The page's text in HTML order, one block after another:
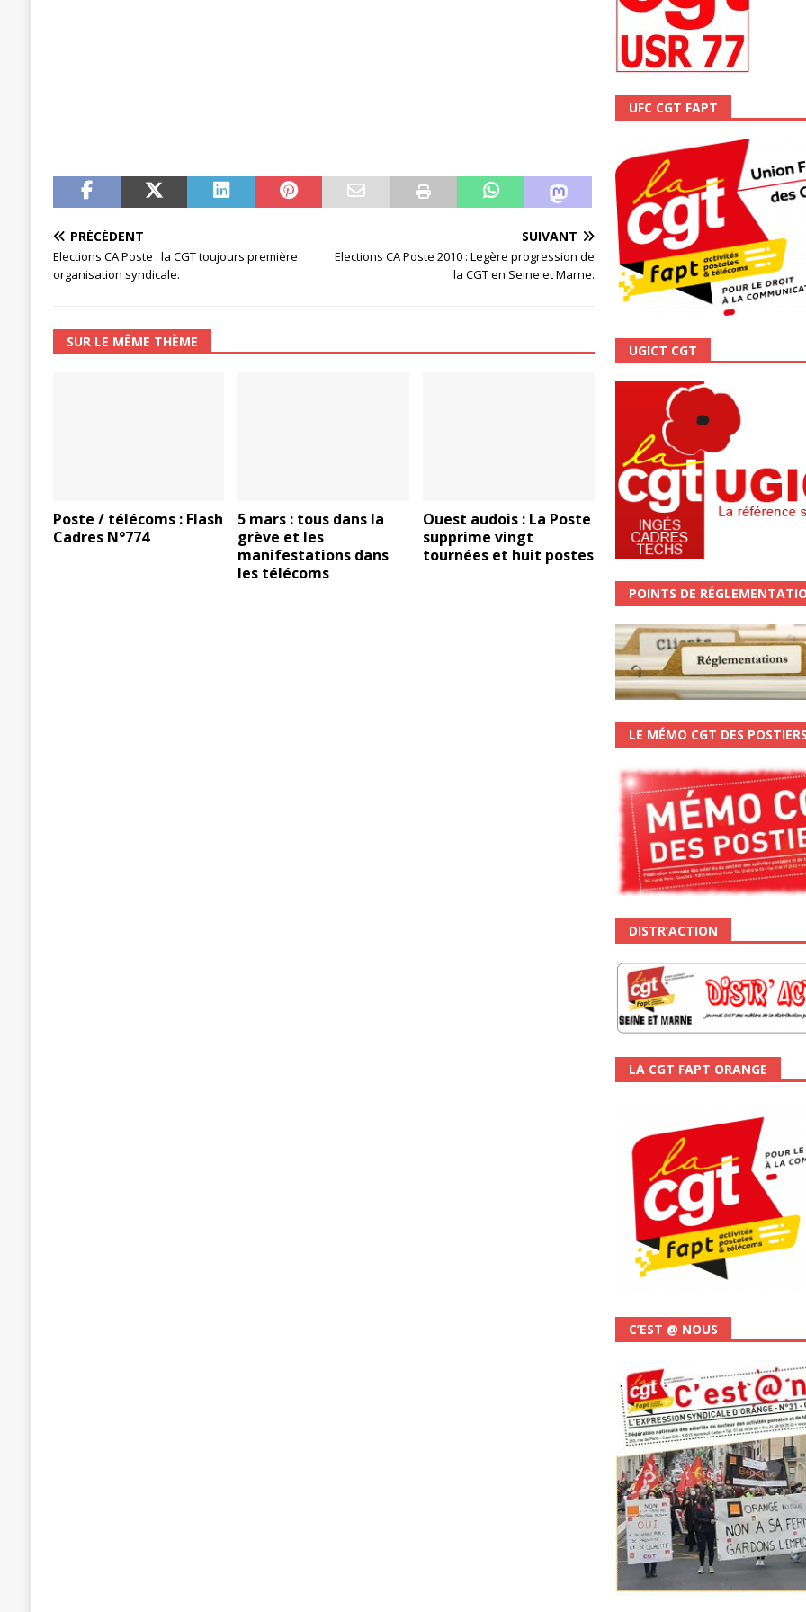
PRÉCÉDENT
Elections CA Poste : la CGT toujours première
organisation syndicale.
SUIVANT
Elections CA Poste 2010 : Legère progression de
la CGT en Seine et Marne.
SUR LE MÊME THÈME
Poste / télécoms : Flash
Cadres N°774
5 mars : tous dans la
grève et les
manifestations dans
les télécoms
Ouest audois : La Poste
supprime vingt
tournées et huit postes
UFC CGT FAPT
UGICT CGT
POINTS DE
LE MÉMO CGT DES
DISTR’ACTION
LA CGT FAPT ORANGE
C’EST @ NOUS